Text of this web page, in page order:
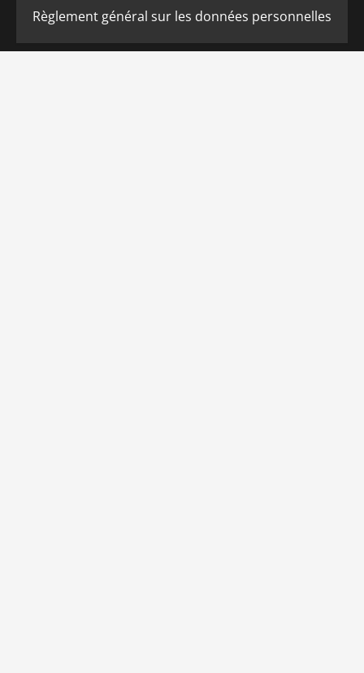
Règlement général sur les données personnelles